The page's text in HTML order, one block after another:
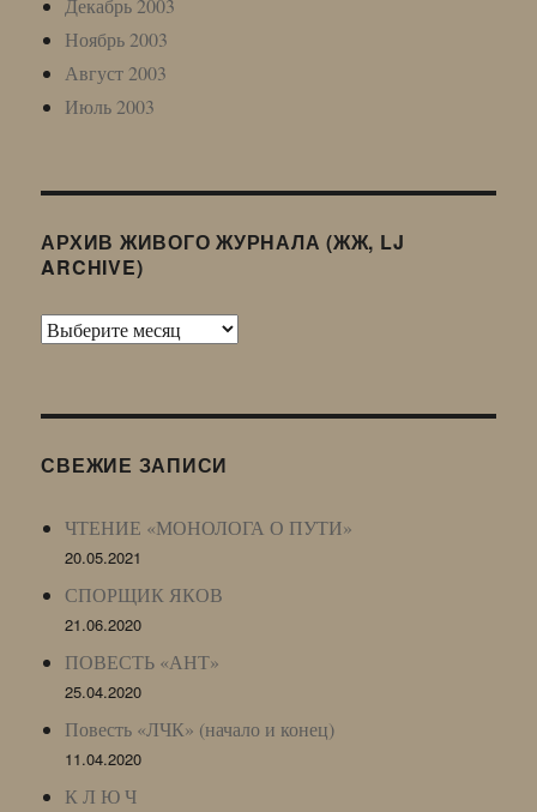
Декабрь 2003
Ноябрь 2003
Август 2003
Июль 2003
АРХИВ ЖИВОГО ЖУРНАЛА (ЖЖ, LJ
ARCHIVE)
Архив
LJ
СВЕЖИЕ ЗАПИСИ
ЧТЕНИЕ «МОНОЛОГА О ПУТИ»
20.05.2021
СПОРЩИК ЯКОВ
21.06.2020
ПОВЕСТЬ «АНТ»
25.04.2020
Повесть «ЛЧК» (начало и конец)
11.04.2020
К Л Ю Ч